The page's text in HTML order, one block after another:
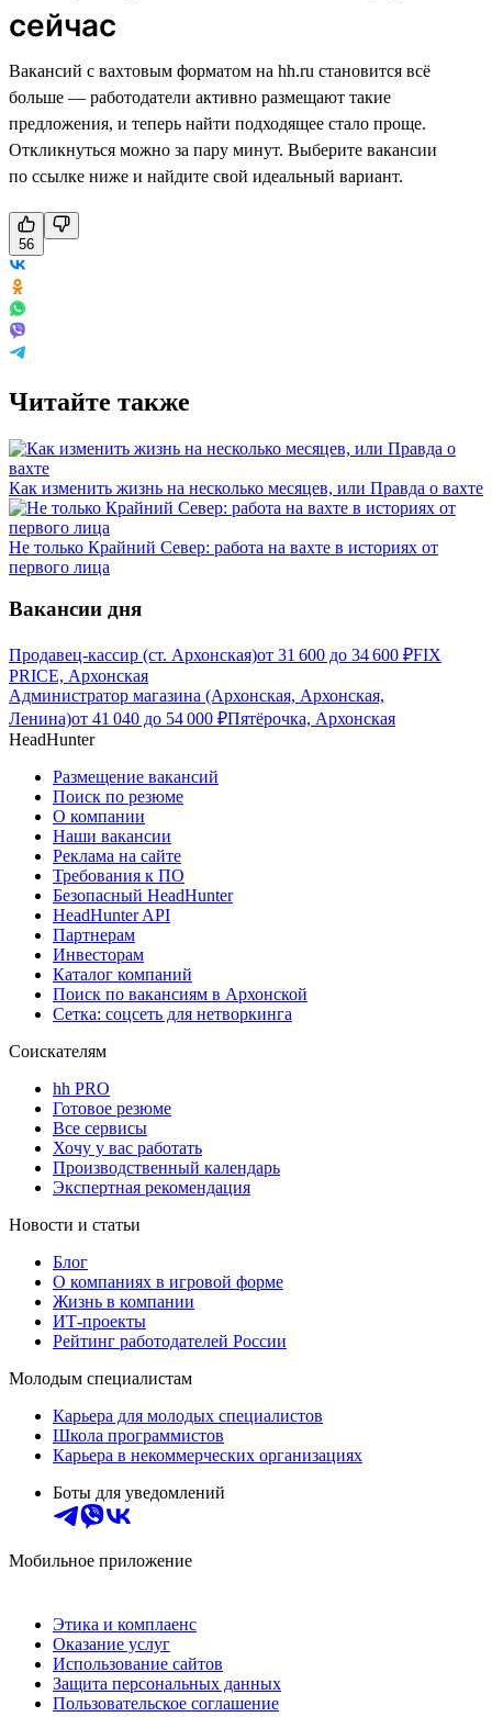
сейчас
Вакансий с вахтовым форматом на hh.ru становится всё
больше — работодатели активно размещают такие
предложения, и теперь найти подходящее стало проще.
Откликнуться можно за пару минут. Выберите вакансии
по ссылке ниже и найдите свой идеальный вариант.
56
Читайте также
Как изменить жизнь на несколько месяцев, или Правда о вахте
Не только Крайний Север: работа на вахте в историях от
первого лица
Вакансии дня
Продавец-кассир (ст. Архонская)от 31 600 до 34 600 ₽FIX
PRICE, Архонская
Администратор магазина (Архонская, Архонская,
Ленина)от 41 040 до 54 000 ₽Пятёрочка, Архонская
HeadHunter
Размещение вакансий
Поиск по резюме
О компании
Наши вакансии
Реклама на сайте
Требования к ПО
Безопасный HeadHunter
HeadHunter API
Партнерам
Инвесторам
Каталог компаний
Поиск по вакансиям в Архонской
Сетка: соцсеть для нетворкинга
Соискателям
hh PRO
Готовое резюме
Все сервисы
Хочу у вас работать
Производственный календарь
Экспертная рекомендация
Новости и статьи
Блог
О компаниях в игровой форме
Жизнь в компании
ИТ-проекты
Рейтинг работодателей России
Молодым специалистам
Карьера для молодых специалистов
Школа программистов
Карьера в некоммерческих организациях
Боты для уведомлений
Мобильное приложение
Этика и комплаенс
Оказание услуг
Использование сайтов
Защита персональных данных
Пользовательское соглашение